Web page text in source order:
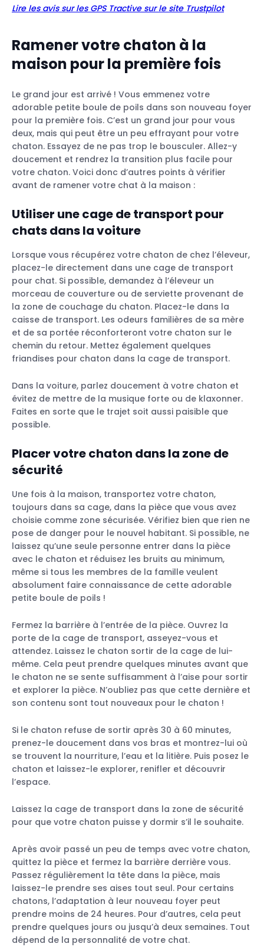
Lire les avis sur les GPS Tractive sur le site Trustpilot
Ramener votre chaton à la
maison pour la première fois
Le grand jour est arrivé ! Vous emmenez votre
adorable petite boule de poils dans son nouveau foyer
pour la première fois. C’est un grand jour pour vous
deux, mais qui peut être un peu effrayant pour votre
chaton. Essayez de ne pas trop le bousculer. Allez-y
doucement et rendrez la transition plus facile pour
votre chaton. Voici donc d’autres points à vérifier
avant de ramener votre chat à la maison :
Utiliser une cage de transport pour
chats dans la voiture
Lorsque vous récupérez votre chaton de chez l’éleveur,
placez-le directement dans une cage de transport
pour chat. Si possible, demandez à l’éleveur un
morceau de couverture ou de serviette provenant de
la zone de couchage du chaton. Placez-le dans la
caisse de transport. Les odeurs familières de sa mère
et de sa portée réconforteront votre chaton sur le
chemin du retour. Mettez également quelques
friandises pour chaton dans la cage de transport.
Dans la voiture, parlez doucement à votre chaton et
évitez de mettre de la musique forte ou de klaxonner.
Faites en sorte que le trajet soit aussi paisible que
possible.
Placer votre chaton dans la zone de
sécurité
Une fois à la maison, transportez votre chaton,
toujours dans sa cage, dans la pièce que vous avez
choisie comme zone sécurisée. Vérifiez bien que rien ne
pose de danger pour le nouvel habitant. Si possible, ne
laissez qu’une seule personne entrer dans la pièce
avec le chaton et réduisez les bruits au minimum,
même si tous les membres de la famille veulent
absolument faire connaissance de cette adorable
petite boule de poils !
Fermez la barrière à l’entrée de la pièce. Ouvrez la
porte de la cage de transport, asseyez-vous et
attendez. Laissez le chaton sortir de la cage de lui-
même. Cela peut prendre quelques minutes avant que
le chaton ne se sente suffisamment à l’aise pour sortir
et explorer la pièce. N’oubliez pas que cette dernière et
son contenu sont tout nouveaux pour le chaton !
Si le chaton refuse de sortir après 30 à 60 minutes,
prenez-le doucement dans vos bras et montrez-lui où
se trouvent la nourriture, l’eau et la litière. Puis posez le
chaton et laissez-le explorer, renifler et découvrir
l’espace.
Laissez la cage de transport dans la zone de sécurité
pour que votre chaton puisse y dormir s’il le souhaite.
Après avoir passé un peu de temps avec votre chaton,
quittez la pièce et fermez la barrière derrière vous.
Passez régulièrement la tête dans la pièce, mais
laissez-le prendre ses aises tout seul. Pour certains
chatons, l’adaptation à leur nouveau foyer peut
prendre moins de 24 heures. Pour d’autres, cela peut
prendre quelques jours ou jusqu’à deux semaines. Tout
dépend de la personnalité de votre chat.